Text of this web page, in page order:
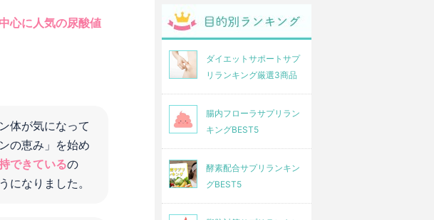
心に人気の尿酸値
体が気になって
の恵み」を始め
できているの
になりました。
ダイエットサポートサプ
リランキング厳選3商品
腸内フローラサプリラン
キングBEST5
酵素配合サプリランキン
グBEST5